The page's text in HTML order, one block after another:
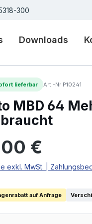
300
Downloads
lieferbar Art.-Nr P10241
MBD 64
Preis:
€
exkl. MwSt. |
auf Anfrage